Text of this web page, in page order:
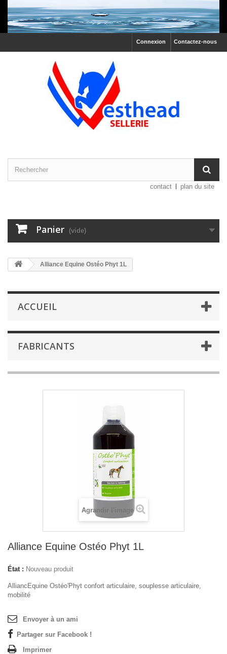
Contactez-nous
Connexion
contact plan du site
Panier (vide)
Alliance Equine Ostéo Phyt 1L
ACCUEIL
FABRICANTS
Agrandir l'image
Alliance Equine Ostéo Phyt 1L
État : Nouveau produit
AlliancEquine Ostéo'Phyt confort articulaire, souplesse articulaire,
mobilité
Envoyer à un ami
Partager sur Facebook !
Imprimer